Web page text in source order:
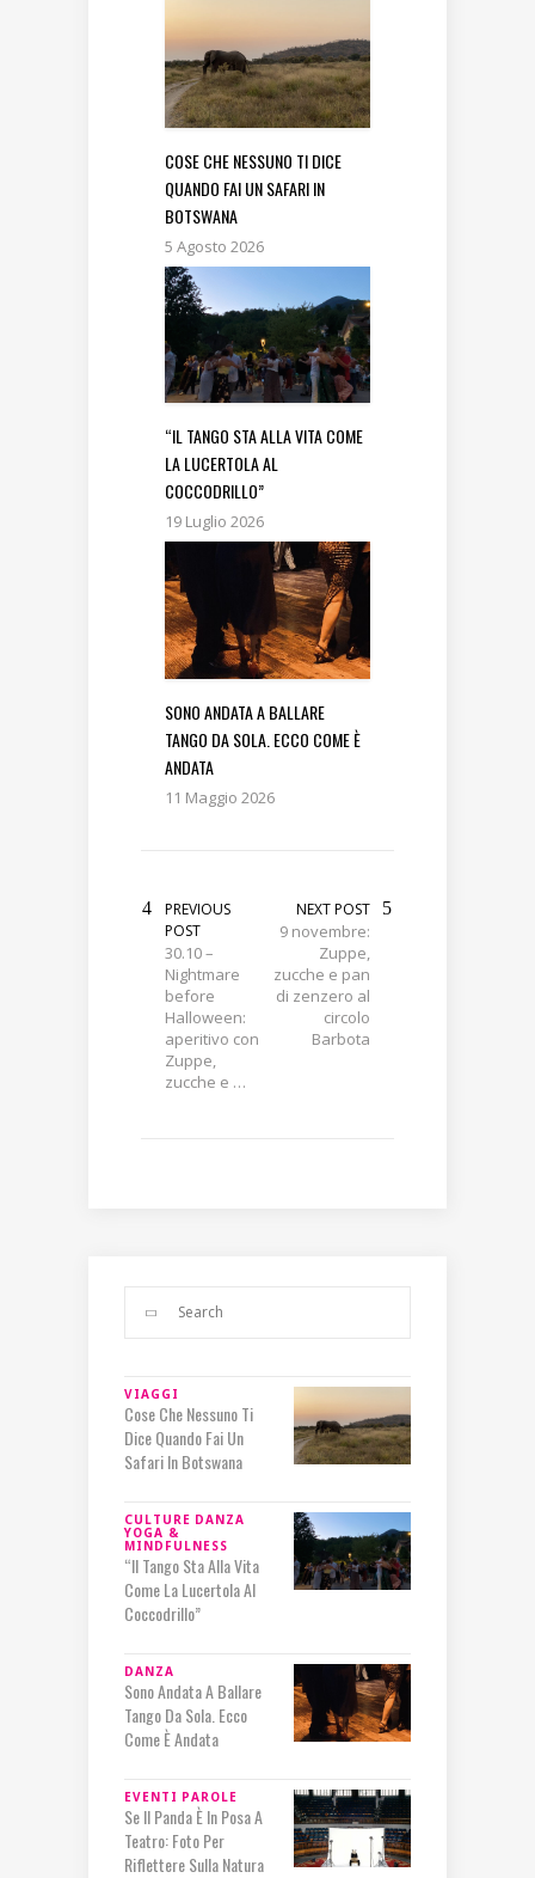
COSE CHE NESSUNO TI DICE
QUANDO FAI UN SAFARI IN
BOTSWANA
5 Agosto 2026
“IL TANGO STA ALLA VITA COME
LA LUCERTOLA AL
COCCODRILLO”
19 Luglio 2026
SONO ANDATA A BALLARE
TANGO DA SOLA. ECCO COME È
ANDATA
11 Maggio 2026
PREVIOUS
POST
30.10 –
Nightmare
before
Halloween:
aperitivo con
Zuppe,
zucche e …
NEXT POST
9 novembre:
Zuppe,
zucche e pan
di zenzero al
circolo
Barbota
VIAGGI
Cose Che Nessuno Ti
Dice Quando Fai Un
Safari In Botswana
CULTURE DANZA
YOGA &
MINDFULNESS
“Il Tango Sta Alla Vita
Come La Lucertola Al
Coccodrillo”
DANZA
Sono Andata A Ballare
Tango Da Sola. Ecco
Come È Andata
EVENTI PAROLE
Se Il Panda È In Posa A
Teatro: Foto Per
Riflettere Sulla Natura